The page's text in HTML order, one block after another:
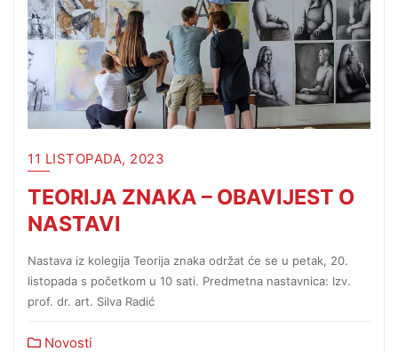
11 LISTOPADA, 2023
TEORIJA ZNAKA – OBAVIJEST O
NASTAVI
Nastava iz kolegija Teorija znaka održat će se u petak, 20.
listopada s početkom u 10 sati. Predmetna nastavnica: Izv.
prof. dr. art. Silva Radić
Novosti